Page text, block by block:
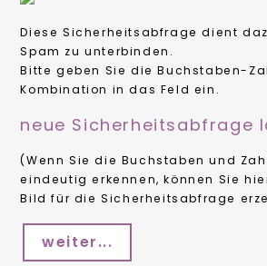
Diese Sicherheitsabfrage dient
Spam zu unterbinden.
Bitte geben Sie die Buchstaben-
Kombination in das Feld ein.
neue Sicherheitsabfrage
(Wenn Sie die Buchstaben und
eindeutig erkennen, können Sie
Bild für die Sicherheitsabfrage